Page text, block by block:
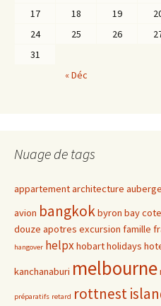
« Déc
17
18 19
24
25 26
31
Nuage de tags
appartementarchitecture auberge
avion bangkokbyron bay
douze apotres excursion famille
hangover helpxhobartholidays
kanchanaburi melbourne
préparatifs retard rottnest